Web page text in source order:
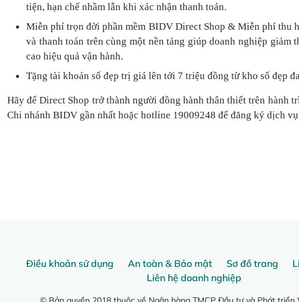
tiện, hạn chế nhầm lẫn khi xác nhận thanh toán.
Miễn phí trọn đờiphần mềm BIDV Direct Shop & Miễn phí thu
và thanh toán trên cùng một nền tảng giúp doanh nghiệp giảm
cao hiệu quả vận hành.
Tặng tài khoản số đẹp trị giá lên tới 7 triệu đồng từ kho số đẹp
Hãy để Direct Shop trở thành người đồng hành thân thiết trên hành
Chi nhánh BIDV gần nhất hoặc hotline 19009248 để đăng ký dịch
Điều khoản sử dụng An toàn & Bảo mật Sơ đồ trang
Liên hệ doanh nghiệp